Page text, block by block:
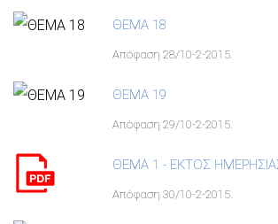
ΘΕΜΑ 18
Απόφαση 28/10-2-2015.
ΘΕΜΑ 19
Απόφαση 29/10-2-2015.
ΘΕΜΑ 1 - ΕΚΤΟΣ
Απόφαση 30/10-2-2015.